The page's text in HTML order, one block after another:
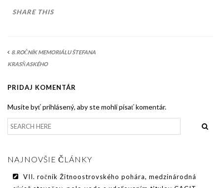
DEUTSCH DRAHTHAAR
PODMIENKY CHOVNOSTI
CHOVATEĽSKÉ STANICE
OČAKÁVANÉ VRHY NDS V ROKU 2026
PUDELPOINTER
ŠTANDARD
SHARE THIS
8. ROČNÍK MEMORIÁLU ŠTEFANA
KRASŇASKÉHO
PRIDAJ KOMENTÁR
Musíte byť prihlásený, aby ste mohli písať komentár.
NAJNOVŠIE ČLÁNKY
VII. ročník Žitnoostrovského pohára, medzinárodná